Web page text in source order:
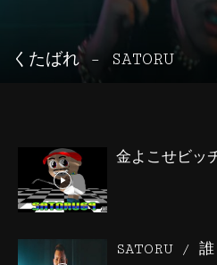
くたばれ – SATORU
金よこせビッ
SATORU / 誰